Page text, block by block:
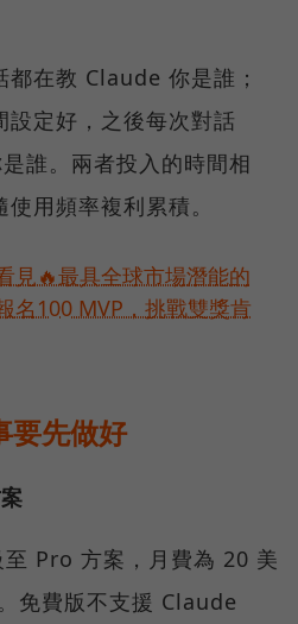
在教 Claude 你是誰；
設定好，之後每次對話
誰。兩者投入的時間相
用頻率複利累積。
見🔥最具全球市場潛能的
名100 MVP，挑戰雙獎肯
要先做好
至 Pro 方案，月費為 20 美
免費版不支援 Claude